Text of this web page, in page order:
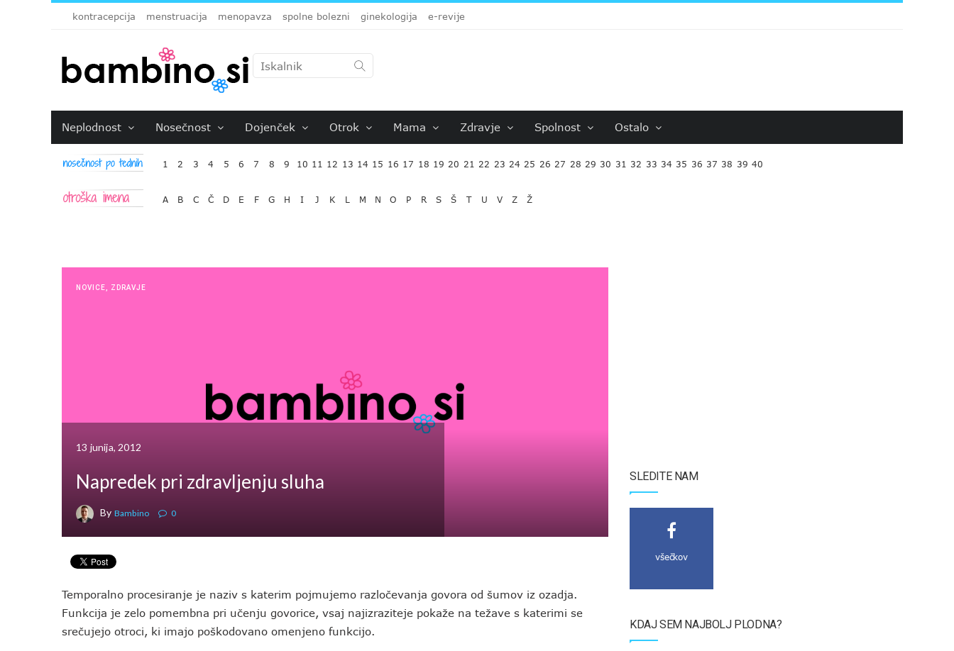
kontracepcija menstruacija menopavza spolne bolezni ginekologija e-revije
Neplodnost Nosečnost Dojenček Otrok Mama Zdravje Spolnost Ostalo
1 2 3 4 5 6 7 8 9 10 11 12 13 14 15 16 17 18 19 20 21 22 23 24 25 26 27 28 29 30 31 32 33 34 35 36 37 38 39 40
A B C Č D E F G H I J K L M N O P R S Š T U V Z Ž
NOVICE ZDRAVJE
13 junija, 2012
Napredek pri zdravljenju sluha
By Bambino 0
Temporalno procesiranje je naziv s katerim pojmujemo razločevanja govora od šumov iz ozadja.
Funkcija je zelo pomembna pri učenju govorice, vsaj najizraziteje pokaže na težave s katerimi se
srečujejo otroci, ki imajo poškodovano omenjeno funkcijo.
SLEDITE NAM
všečkov
KDAJ SEM NAJBOLJ PLODNA?